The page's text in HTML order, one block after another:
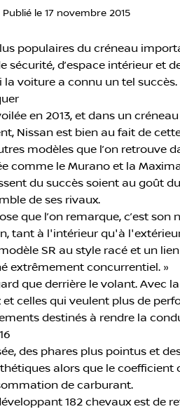
Publié le 17 novembre 2015
populaires du créneau
d’espace intérieur et
la voiture a connu un tel succès.
en 2013, et dans un
Nissan est bien au fait de
modèles que l’on retrouve
comme le Murano et la
du succès soient au goût
de ses rivaux.
que l’on remarque, c’est son
tant à l'intérieur qu'à
SR au style racé et un
extrêmement concurrentiel. »
que derrière le volant. Avec
celles qui veulent plus de
destinés à rendre la
des phares plus pointus et
alors que le coefficient
de carburant.
182 chevaux est de